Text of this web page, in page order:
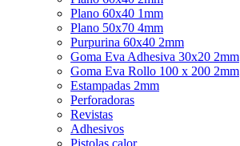
Plano 60x40 1mm
Plano 50x70 4mm
Purpurina 60x40 2mm
Goma Eva Adhesiva 30x20 2mm
Goma Eva Rollo 100 x 200 2mm
Estampadas 2mm
Perforadoras
Revistas
Adhesivos
Pistolas calor